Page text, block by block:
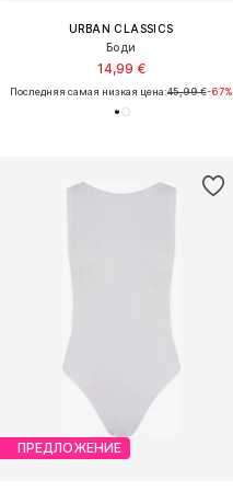
URBAN CLASSICS
Боди
14,99 €
Последняя самая низкая цена:45,99 €-67%
ПРЕДЛОЖЕНИЕ